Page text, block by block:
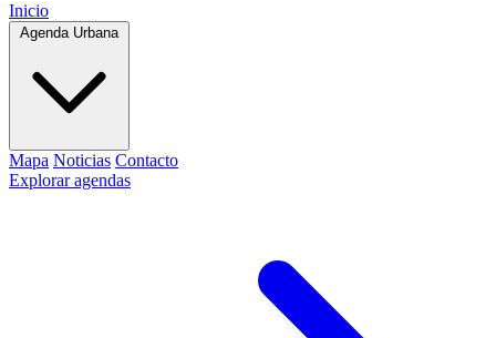
Inicio
Agenda Urbana
Mapa Noticias Contacto
Explorar agendas